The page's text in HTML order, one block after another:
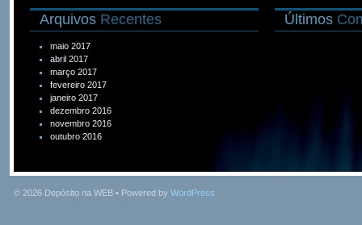
Arquivos Recentes
maio 2017
abril 2017
março 2017
fevereiro 2017
janeiro 2017
dezembro 2016
novembro 2016
outubro 2016
Últimos
© 2026 Depósito na WEB • Powered by WordPress